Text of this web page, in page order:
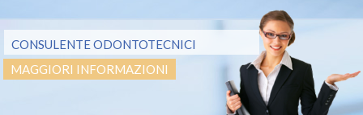
CONSULENTE ODONTOTECNICI
MAGGIORI INFORMAZIONI